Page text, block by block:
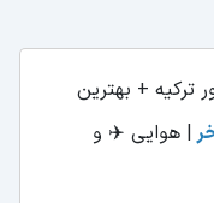
ترکیه + بهترین
| هوایی ✈️ و